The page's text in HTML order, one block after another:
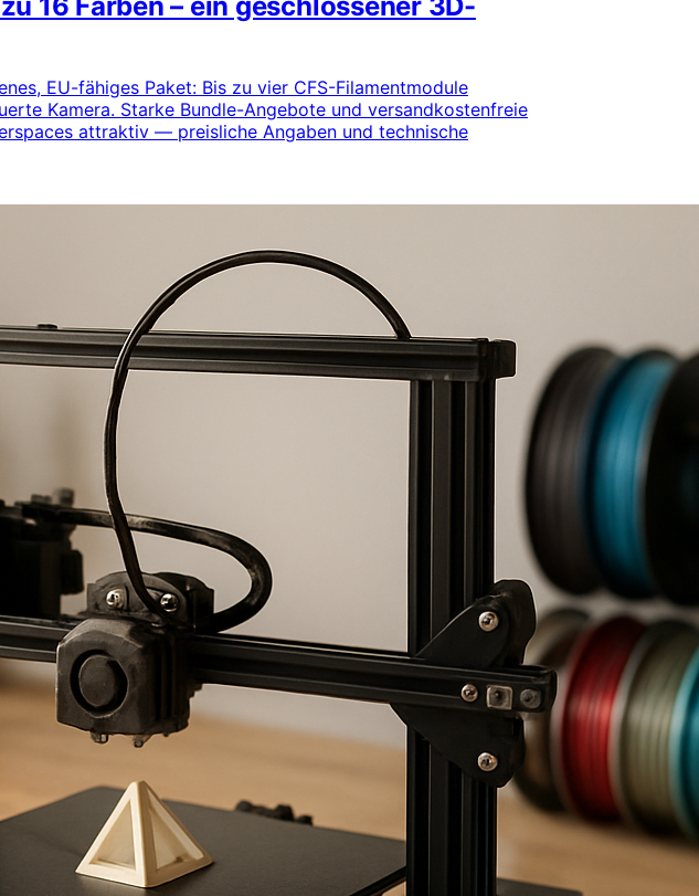
EU-fähiges Paket: Bis zu vier CFS-Filamentmodule
Kamera. Starke Bundle-Angebote und versandkostenfreie
attraktiv — preisliche Angaben und technische